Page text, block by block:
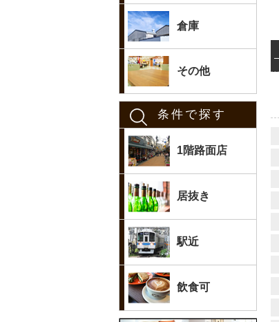
倉庫
その他
条件で探す
1階路面店
居抜き
駅近
飲食可